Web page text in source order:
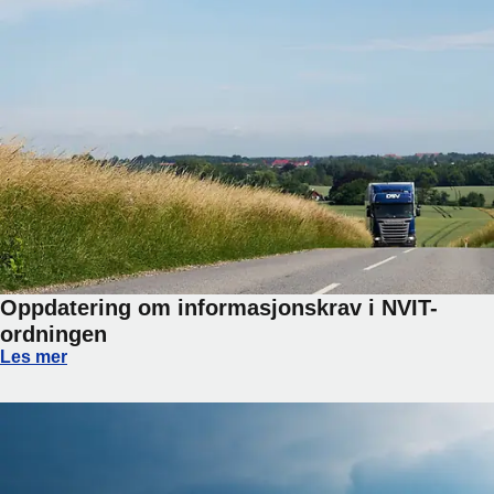
Oppdatering om informasjonskrav i NVIT-
ordningen
Oppdatering om informasjonskrav i NVIT-ordningen
Les mer